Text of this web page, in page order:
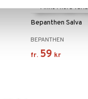
Finns i flera
Bepanthen Salva
BEPANTHEN
fr. 59 kr